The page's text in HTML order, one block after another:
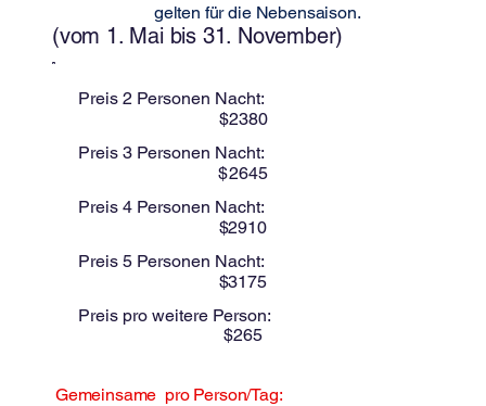
gelten für die Nebensaison.
(vom 1. Mai bis 31. November)
Preis 2 Personen Nacht:
$2380
Preis 3 Personen Nacht:
$2645
Preis 4 Personen Nacht:
$2910
Preis 5 Personen Nacht:
$3175
Preis pro weitere Person:
$265
Gemeinsame pro Person/Tag: